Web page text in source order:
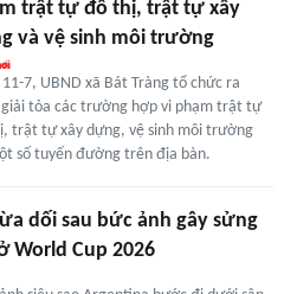
trật tự đô thị, trật tự xây
và vệ sinh môi trường
11-7, UBND xã Bát Tràng tổ chức ra
tỏa các trường hợp vi phạm trật tự
trật tự xây dựng, vệ sinh môi trường
số tuyến đường trên địa bàn.
dối sau bức ảnh gây sửng
World Cup 2026